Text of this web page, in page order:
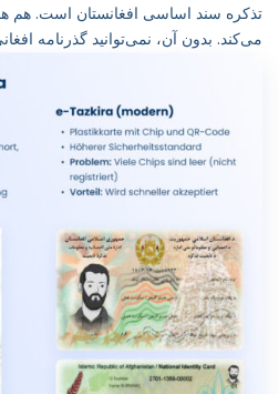
تذکره سند اساسی افغانستان است. هم
می‌کند. بدون آن، نمی‌توانید گذرنامه